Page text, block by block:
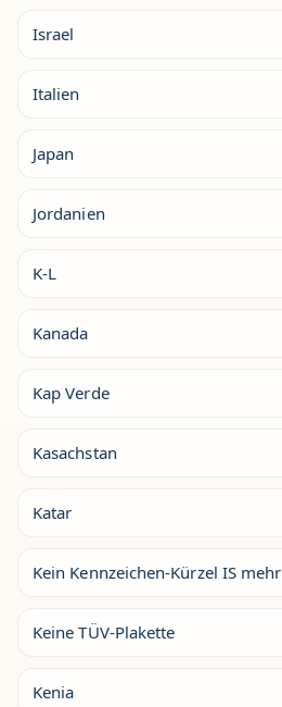
Israel
Italien
Japan
Jordanien
K-L
Kanada
Kap Verde
Kasachstan
Katar
Kein Kennzeichen-Kürzel IS mehr
Keine TÜV-Plakette
Kenia